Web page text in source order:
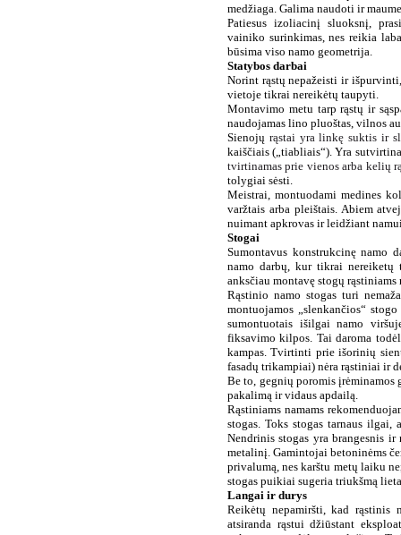
medžiaga. Galima naudoti ir
Patiesus izoliacinį sluoksnį,
vainiko surinkimas, nes reikia
būsima viso namo geometrija.
Statybos darbai
Norint rąstų nepažeisti ir
vietoje tikrai nereikėtų taupyti.
Montavimo metu tarp rąstų ir
naudojamas lino pluoštas, vilnos
Sienojų rąstai yra linkę suktis ir
kaiščiais („tiabliais“). Yra
tvirtinamas prie vienos arba kelių
tolygiai sėsti.
Meistrai, montuodami medines
varžtais arba pleištais. Abiem
nuimant apkrovas ir leidžiant
Stogai
Sumontavus konstrukcinę namo
namo darbų, kur tikrai nereiketų
anksčiau montavę stogų
Rąstinio namo stogas turi
montuojamos „slenkančios“
sumontuotais išilgai namo
fiksavimo kilpos. Tai daroma
kampas. Tvirtinti prie išorinių
fasadų trikampiai) nėra rąstiniai ir
Be to, gegnių poromis
pakalimą ir vidaus apdailą.
Rąstiniams namams
stogas. Toks stogas tarnaus ilgai,
Nendrinis stogas yra brangesnis
metalinį.Gamintojai betoninėms
privalumą, nes karštu metų laiku
stogas puikiai sugeria triukšmą
Langai ir durys
Reikėtų nepamiršti, kad rąstinis
atsiranda rąstui džiūstant